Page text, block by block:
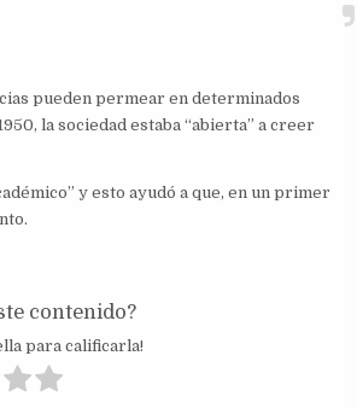
pueden permear en determinados
la sociedad estaba “abierta” a creer
y esto ayudó a que, en un primer
contenido?
para calificarla!